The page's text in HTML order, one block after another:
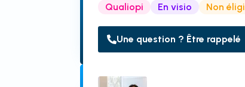
Qualiopi En visio Non
Une question ? Être rappelé